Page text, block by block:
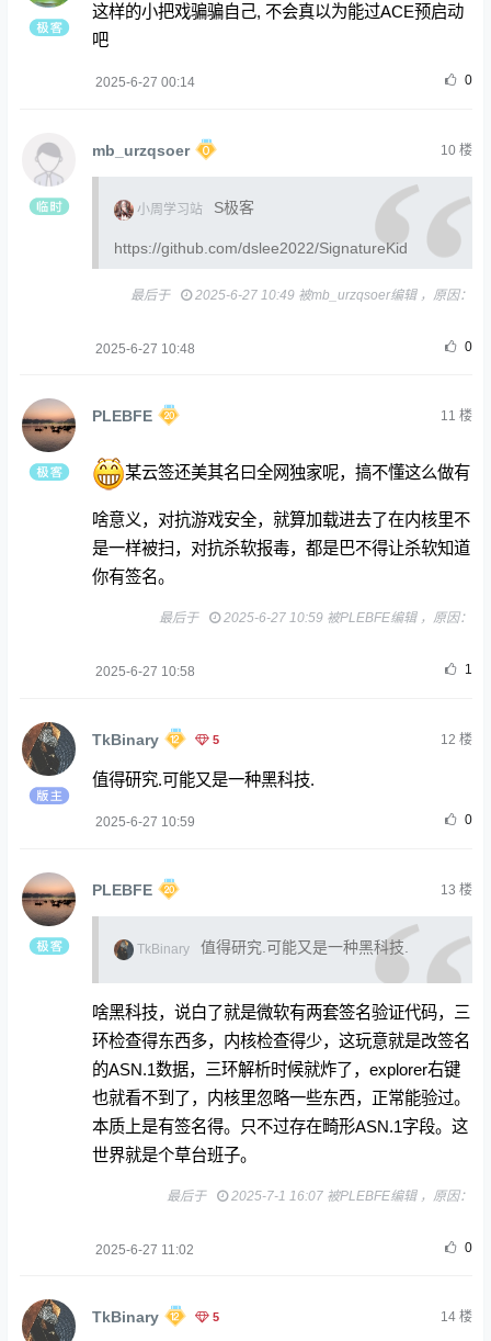
这样的小把戏骗骗自己, 不会真以为能过ACE预启动
吧
2025-6-27 00:14 0
mb_urzqsoer 10楼
小周学习站 S极客
https://github.com/dslee2022/SignatureKid
最后于 2025-6-27 10:49 被mb_urzqsoer编辑 ，原因：
2025-6-27 10:48 0
PLEBFE 11 楼
某云签还美其名曰全网独家呢，搞不懂这么做有
啥意义，对抗游戏安全，就算加载进去了在内核里不
是一样被扫，对抗杀软报毒，都是巴不得让杀软知道
你有签名。
最后于 2025-6-27 10:59 被PLEBFE编辑 ，原因：
2025-6-27 10:58 1
TkBinary 5 12 楼
值得研究.可能又是一种黑科技.
2025-6-27 10:59 0
PLEBFE 13 楼
TkBinary 值得研究.可能又是一种黑科技.
啥黑科技，说白了就是微软有两套签名验证代码，三
环检查得东西多，内核检查得少，这玩意就是改签名
的ASN.1数据，三环解析时候就炸了，explorer右键
也就看不到了，内核里忽略一些东西，正常能验过。
本质上是有签名得。只不过存在畸形ASN.1字段。这
世界就是个草台班子。
最后于 2025-7-1 16:07 被PLEBFE编辑 ，原因：
2025-6-27 11:02 0
TkBinary 5 14楼